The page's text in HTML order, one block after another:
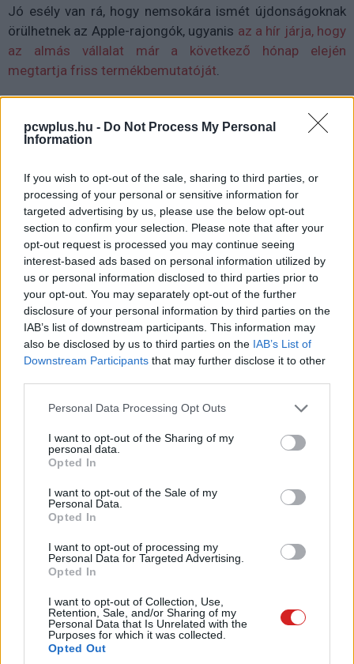
pcwplus.hu - Do Not Process My Personal
Information
If you wish to opt-out of the sale, sharing to third parties, or
processing of your personal or sensitive information for
targeted advertising by us, please use the below opt-out
section to confirm your selection. Please note that after your
opt-out request is processed you may continue seeing
interest-based ads based on personal information utilized by
us or personal information disclosed to third parties prior to
your opt-out. You may separately opt-out of the further
disclosure of your personal information by third parties on the
IAB’s list of downstream participants. This information may
also be disclosed by us to third parties on the IAB’s List of
Downstream Participants that may further disclose it to other
Please note that this website/app uses one or more Google
not limited to your visit or usage behaviour. You may click to
grant or deny consent to Google and its third-party tags to
use your data for below specified purposes in below Google
consent section.
Personal Data Processing Opt Outs
I want to opt-out of the Sharing of my
personal data.
Opted In
I want to opt-out of the Sale of my
Personal Data.
Opted In
I want to opt-out of processing my
Personal Data for Targeted Advertising.
Opted In
I want to opt-out of Collection, Use,
Retention, Sale, and/or Sharing of my
Personal Data that Is Unrelated with the
Purposes for which it was collected.
Opted Out
Jó esély van rá, hogy nemsokára ismét újdonságoknak
örülhetnek az Apple-rajongók, ugyanis az a hír járja, hogy
az almás vállalat már a következő hónap elején
megtartja friss termékbemutatóját.
számíthatunk, és egyre valószínűbbnek tűnik az is, hogy
egy friss iPhone is helyet kap a repertoárban
szó.
Hivatalosan még nem tudni, mi mindent készül
bemutatni a közeljövőben az Apple, de nincs kizárva,
hogy a márciusi eseményen tényleg bemutatkozik a
harmadik generációs iPhone SE mobil. Egy elemző, John
Donovan olyan pletykákról hallott, miszerint az új
okostelefon kezdőára 300 dollár lesz, ami nem
véli, marad a 399 dolláros árcédula, de azért ő sem zárta
ki a csökkenést.
A pletykák szerint egyébként az idei iPhone SE-ben már
az A15 Bionic chip ketyeghet, emellett pedig jobb
kamerája is lehet, és természetesen támogathatja az
5G-t is. A dizájn kapcsán viszont nem biztos, hogy
komoly változásokat eszközölt az Apple.
Pulzusméréssel segíti a biztonságos mozgást az új
balatoni kardioösvény (X)
4 és egy 8 km-es egészségügyi tanösvény nyílt
Balatonalmádiban.